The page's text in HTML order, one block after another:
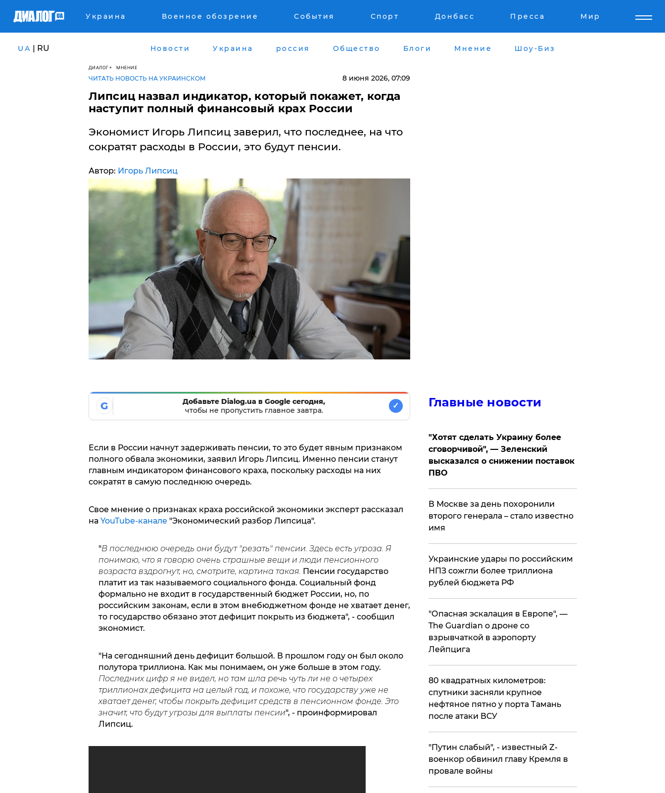
Украина Военное обозрение События Спорт Донбасс Пресса Мир
UA | RU Новости Украина россия Общество Блоги Мнение Шоу-Биз
ДИАЛОГ МНЕНИЕ
ЧИТАТЬ НОВОСТЬ НА УКРАИНСКОМ 8 июня 2026, 07:09
Липсиц назвал индикатор, который покажет, когда
наступит полный финансовый крах России
Экономист Игорь Липсиц заверил, что последнее, на что
сократят расходы в России, это будут пенсии.
Автор: Игорь Липсиц
G
Добавьте Dialog.ua в Google сегодня,
чтобы не пропустить главное завтра.
✓
Если в России начнут задерживать пенсии, то это будет явным признаком
полного обвала экономики, заявил Игорь Липсиц. Именно пенсии станут
главным индикатором финансового краха, поскольку расходы на них
сократят в самую последнюю очередь.
Свое мнение о признаках краха российской экономики эксперт рассказал
на YouTube-канале"Экономический разбор Липсица".
"В последнюю очередь они будут "резать" пенсии. Здесь есть угроза. Я
понимаю, что я говорю очень страшные вещи и люди пенсионного
возраста вздрогнут, но, смотрите, картина такая. Пенсии государство
платит из так называемого социального фонда. Социальный фонд
формально не входит в государственный бюджет России, но, по
российским законам, если в этом внебюджетном фонде не хватает денег,
то государство обязано этот дефицит покрыть из бюджета", - сообщил
экономист.
"На сегодняшний день дефицит большой. В прошлом году он был около
полутора триллиона. Как мы понимаем, он уже больше в этом году.
Последних цифр я не видел, но там шла речь чуть ли не о четырех
триллионах дефицита на целый год, и похоже, что государству уже не
хватает денег, чтобы покрыть дефицит средств в пенсионном фонде. Это
значит, что будут угрозы для выплаты пенсии", - проинформировал
Липсиц.
Главные новости
​"Хотят сделать Украину более
сговорчивой", — Зеленский
высказался о снижении поставок
ПВО
В Москве за день похоронили
второго генерала – стало известно
имя
Украинские удары по российским
НПЗ сожгли более триллиона
рублей бюджета РФ
"Опасная эскалация в Европе", —
The Guardian о дроне со
взрывчаткой в аэропорту
Лейпцига
80 квадратных километров:
спутники засняли крупное
нефтяное пятно у порта Тамань
после атаки ВСУ
​"Путин слабый", - известный Z-
военкор обвинил главу Кремля в
провале войны